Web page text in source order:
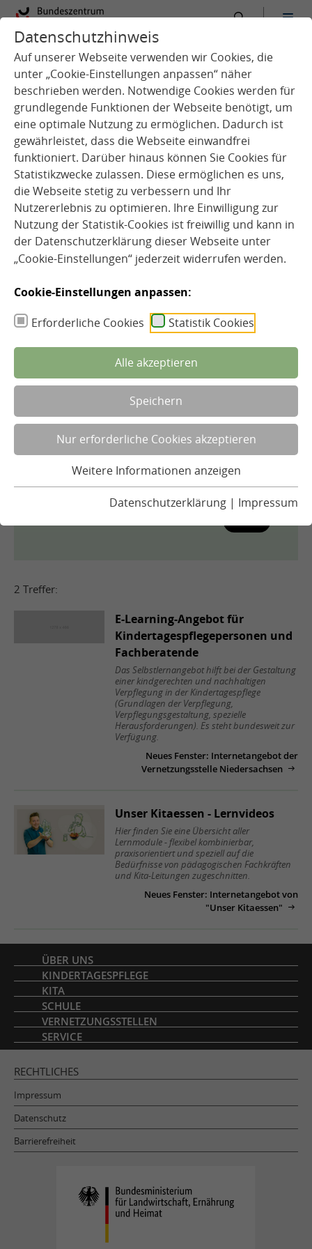
Datenschutzhinweis
Auf unserer Webseite verwenden wir Cookies, die
unter „Cookie-Einstellungen anpassen“ näher
beschrieben werden. Notwendige Cookies werden für
grundlegende Funktionen der Webseite benötigt, um
eine optimale Nutzung zu ermöglichen. Dadurch ist
gewährleistet, dass die Webseite einwandfrei
funktioniert. Darüber hinaus können Sie Cookies für
Statistikzwecke zulassen. Diese ermöglichen es uns,
die Webseite stetig zu verbessern und Ihr
Nutzererlebnis zu optimieren. Ihre Einwilligung zur
Nutzung der Statistik-Cookies ist freiwillig und kann in
der Datenschutzerklärung dieser Webseite unter
„Cookie-Einstellungen“ jederzeit widerrufen werden.
Cookie-Einstellungen anpassen:
Erforderliche Cookies
Statistik Cookies
Alle akzeptieren
Speichern
Nur erforderliche Cookies akzeptieren
Weitere Informationen anzeigen
Datenschutzerklärung | Impressum
:
Suche
Filter
Medienart
Setting
Herausgeber
Dokumentenformat
2 Treffer:
E-Learning-Angebot für
Kindertagespflegepersonen und
Fachberatende
Das Selbstlernangebot hilft bei der Gestaltung
einer kindgerechten und nachhaltigen
Verpflegung in der Kindertagespflege
(Grundlagen der Verpflegung,
Verpflegungsgestaltung, spezielle
Herausforderungen). Es steht bundesweit zur
Verfügung.
Neues Fenster: Internetangebot der
Vernetzungsstelle Niedersachsen
Unser Kitaessen - Lernvideos
Hier finden Sie eine Übersicht aller
Lernmodule - flexibel kombinierbar,
praxisorientiert und speziell auf die
Bedürfnisse von pädagogischen Fachkräften
und Kita-Leitungen zugeschnitten.
Neues Fenster: Internetangebot von
"Unser Kitaessen"
Inhaltsverzeichnis
ÜBER UNS
KINDERTAGESPFLEGE
KITA
SCHULE
VERNETZUNGSSTELLEN
SERVICE
RECHTLICHES
Impressum
Datenschutz
Barrierefreiheit